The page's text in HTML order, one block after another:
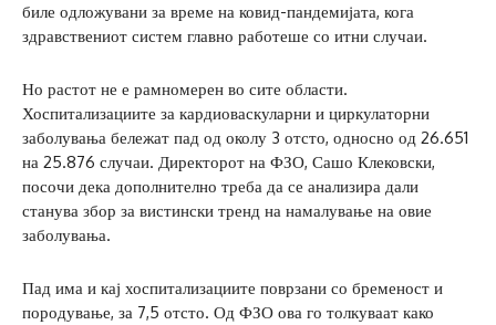
биле одложувани за време на ковид-пандемијата, кога
здравствениот систем главно работеше со итни случаи.
Но растот не е рамномерен во сите области.
Хоспитализациите за кардиоваскуларни и циркулаторни
заболувања бележат пад од околу 3 отсто, односно од 26.651
на 25.876 случаи. Директорот на ФЗО, Сашо Клековски,
посочи дека дополнително треба да се анализира дали
станува збор за вистински тренд на намалување на овие
заболувања.
Пад има и кај хоспитализациите поврзани со бременост и
породување, за 7,5 отсто. Од ФЗО ова го толкуваат како